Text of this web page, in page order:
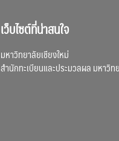
เว็บไซต์ที่น่าสนใจ
มหาวิทยาลัยเชียงใหม่
สำนักทะเบียนและประมวลผล มหาวิท